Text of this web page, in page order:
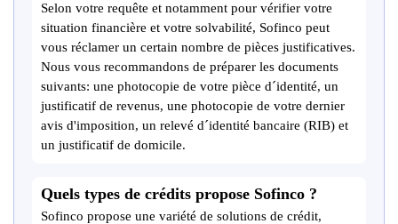
Selon votre requête et notamment pour vérifier votre
situation financière et votre solvabilité, Sofinco peut
vous réclamer un certain nombre de pièces justificatives.
Nous vous recommandons de préparer les documents
suivants: une photocopie de votre pièce d´identité, un
justificatif de revenus, une photocopie de votre dernier
avis d'imposition, un relevé d´identité bancaire (RIB) et
un justificatif de domicile.
Quels types de crédits propose Sofinco ?
Sofinco propose une variété de solutions de crédit,